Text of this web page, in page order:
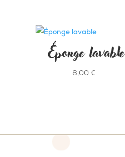
Éponge lavable
8,00 €